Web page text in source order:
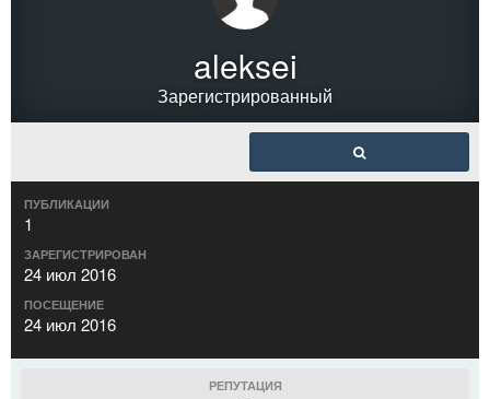
aleksei
Зарегистрированный
ПУБЛИКАЦИИ
1
ЗАРЕГИСТРИРОВАН
24 июл 2016
ПОСЕЩЕНИЕ
24 июл 2016
РЕПУТАЦИЯ